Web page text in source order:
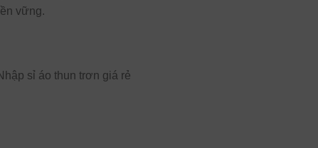
vững.
sỉ áo thun trơn giá rẻ